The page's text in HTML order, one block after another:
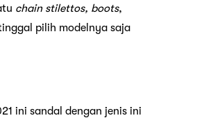
chain stilettos, boots,
pilih modelnya saja
ini sandal dengan jenis ini